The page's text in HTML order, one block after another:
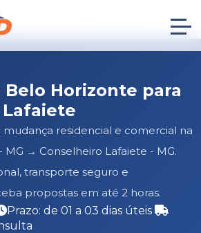
Belo Horizonte para
residencial e comercial na
→ Conselheiro Lafaiete - MG.
transporte seguro e
propostas em até 2 horas.
Prazo: de 01 a 03 dias úteis